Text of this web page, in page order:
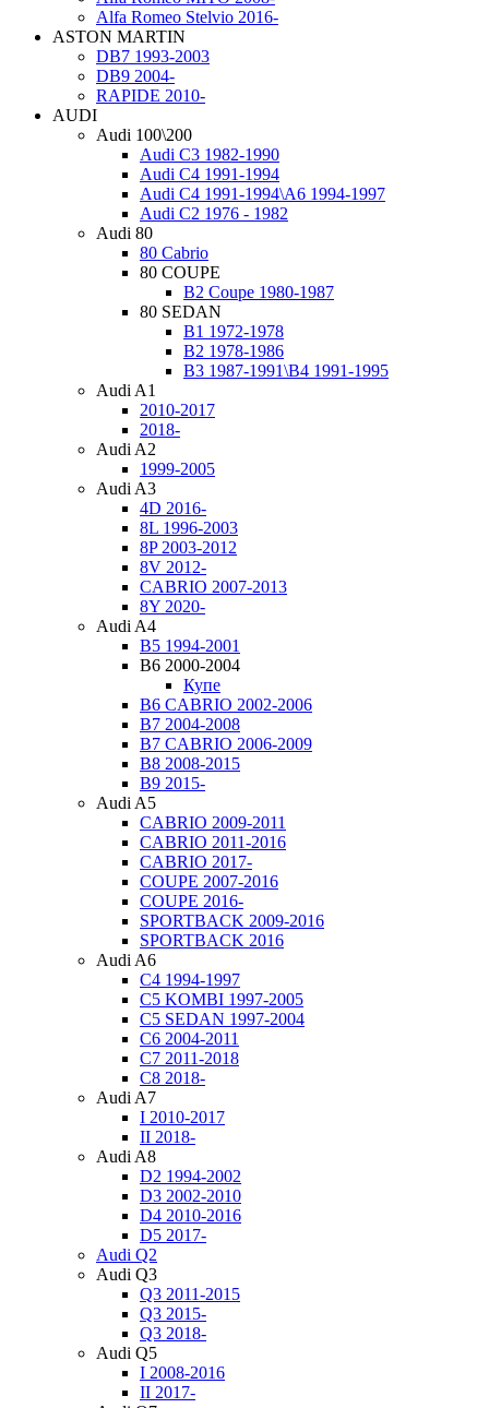
Alfa Romeo Stelvio 2016-
ASTON MARTIN
DB7 1993-2003
DB9 2004-
RAPIDE 2010-
AUDI
Audi 100\200
Audi C3 1982-1990
Audi C4 1991-1994
Audi C4 1991-1994\A6 1994-1997
Audi C2 1976 - 1982
Audi 80
80 Cabrio
80 COUPE
B2 Coupe 1980-1987
80 SEDAN
B1 1972-1978
B2 1978-1986
B3 1987-1991\B4 1991-1995
Audi A1
2010-2017
2018-
Audi A2
1999-2005
Audi A3
4D 2016-
8L 1996-2003
8P 2003-2012
8V 2012-
CABRIO 2007-2013
8Y 2020-
Audi A4
B5 1994-2001
B6 2000-2004
Купе
B6 CABRIO 2002-2006
B7 2004-2008
B7 CABRIO 2006-2009
B8 2008-2015
B9 2015-
Audi A5
CABRIO 2009-2011
CABRIO 2011-2016
CABRIO 2017-
COUPE 2007-2016
COUPE 2016-
SPORTBACK 2009-2016
SPORTBACK 2016
Audi A6
C4 1994-1997
C5 KOMBI 1997-2005
C5 SEDAN 1997-2004
C6 2004-2011
C7 2011-2018
C8 2018-
Audi A7
I 2010-2017
II 2018-
Audi A8
D2 1994-2002
D3 2002-2010
D4 2010-2016
D5 2017-
Audi Q2
Audi Q3
Q3 2011-2015
Q3 2015-
Q3 2018-
Audi Q5
I 2008-2016
II 2017-